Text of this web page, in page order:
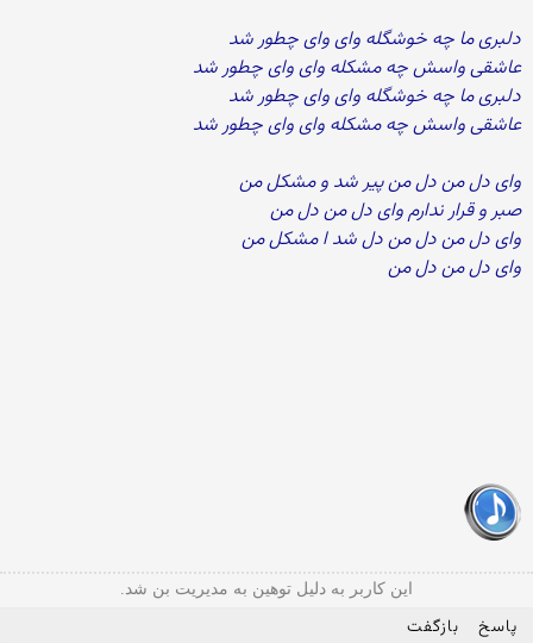
دلبری ما چه خوشگله وای وای چطور شد
عاشقی واسش چه مشکله وای وای چطور شد
دلبری ما چه خوشگله وای وای چطور شد
عاشقی واسش چه مشکله وای وای چطور شد
وای دل من دل من پیر شد و مشکل من
صبر و قرار ندارم وای دل من دل من
وای دل من دل من دل شد ا مشکل من
وای دل من دل من
این کاربر به دلیل توهین به مدیریت بن شد.
پاسخ بازگفت